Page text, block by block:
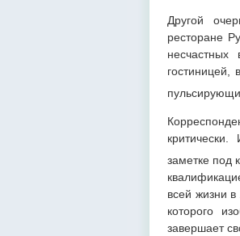
Другой
ресторане
гостиницей,
заметке под
всей жизни в
которого
завершает